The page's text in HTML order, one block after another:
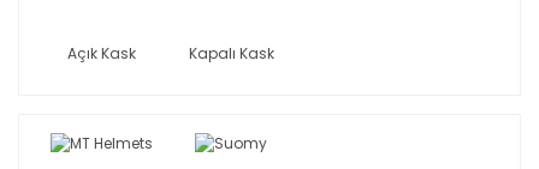
Açık Kask Kapalı Kask